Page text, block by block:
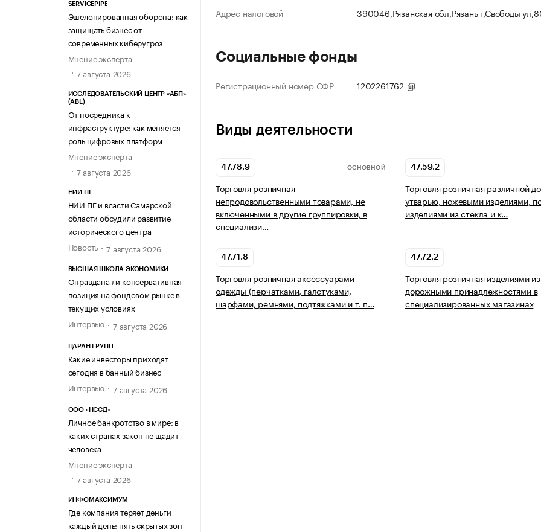
SERVICEPIPE
Эшелонированная оборона: как
защищать бизнес от
современных киберугроз
Мнение эксперта
7 августа 2026
ИССЛЕДОВАТЕЛЬСКИЙ ЦЕНТР «АБП»
(ABL)
От посредника к
инфраструктуре: как меняется
роль цифровых платформ
Мнение эксперта
7 августа 2026
НИИ ПГ
НИИ ПГ и власти Самарской
области обсудили развитие
исторического центра
Новость
7 августа 2026
ВЫСШАЯ ШКОЛА ЭКОНОМИКИ
Оправдана ли консервативная
позиция на фондовом рынке в
текущих условиях
Интервью
7 августа 2026
ЦАРАН ГРУПП
Какие инвесторы приходят
сегодня в банный бизнес
Интервью
7 августа 2026
ООО «НССД»
Личное банкротство в мире: в
каких странах закон не щадит
человека
Мнение эксперта
7 августа 2026
ИНФОМАКСИМУМ
Где компания теряет деньги
каждый день: пять скрытых зон
Адрес налоговой
390046,Рязанская обл,Рязань г,Свободы
Социальные фонды
Регистрационный номер СФР 1202261762
Виды деятельности
47.78.9 ОСНОВНОЙ
Торговля розничная
непродовольственными товарами, не
включенными в другие группировки, в
специализи…
47.59.2
Торговля розничная различной
утварью, ножевыми изделиями,
изделиями из стекла и к…
47.71.8
Торговля розничная аксессуарами
одежды (перчатками, галстуками,
шарфами, ремнями, подтяжками и т. п…
47.72.2
Торговля розничная изделиями
дорожными принадлежностями в
специализированных магазинах